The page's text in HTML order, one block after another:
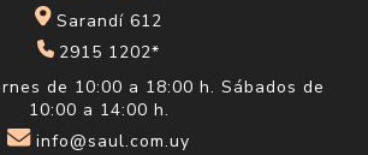
Sarandí 612
2915 1202*
de 10:00 a 18:00 h. Sábados de
10:00 a 14:00 h.
info@saul.com.uy